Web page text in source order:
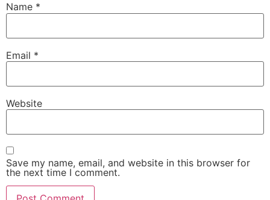
Name *
Email *
Website
Save my name, email, and website in this browser for
the next time I comment.